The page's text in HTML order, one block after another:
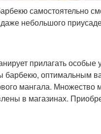
самостоятельно
небольшого
прилагать особые
барбекю, оптимальным
мангала. Множество
в магазинах.